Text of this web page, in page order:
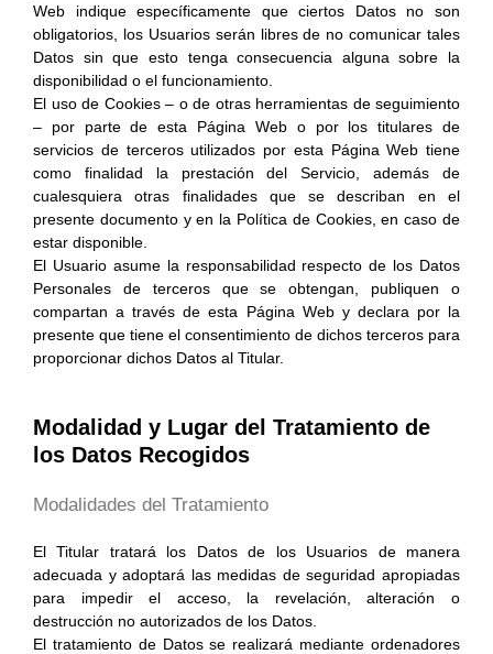
Web indique específicamente que ciertos Datos no son
obligatorios, los Usuarios serán libres de no comunicar tales
Datos sin que esto tenga consecuencia alguna sobre la
disponibilidad o el funcionamiento.
El uso de Cookies – o de otras herramientas de seguimiento
– por parte de esta Página Web o por los titulares de
servicios de terceros utilizados por esta Página Web tiene
como finalidad la prestación del Servicio, además de
cualesquiera otras finalidades que se describan en el
presente documento y en la Política de Cookies, en caso de
estar disponible.
El Usuario asume la responsabilidad respecto de los Datos
Personales de terceros que se obtengan, publiquen o
compartan a través de esta Página Web y declara por la
presente que tiene el consentimiento de dichos terceros para
proporcionar dichos Datos al Titular.
Modalidad y Lugar del Tratamiento de
los Datos Recogidos
Modalidades del Tratamiento
El Titular tratará los Datos de los Usuarios de manera
adecuada y adoptará las medidas de seguridad apropiadas
para impedir el acceso, la revelación, alteración o
destrucción no autorizados de los Datos.
El tratamiento de Datos se realizará mediante ordenadores